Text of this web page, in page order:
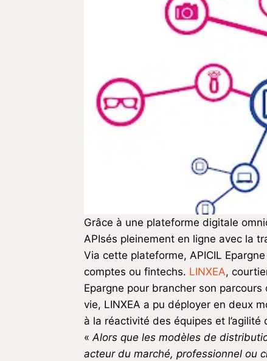
Grâce à une plateforme digitale
APIsés pleinement en ligne avec la
Via cette plateforme, APICIL
comptes ou fintechs. LINXEA,
Epargne pour brancher son
vie, LINXEA a pu déployer en deux
à la réactivité des équipes et l’agilité
«Alors que les modèles de
acteur du marché, professionnel ou